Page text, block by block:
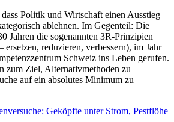
Politik und Wirtschaft einen Ausstieg
ablehnen. Im Gegenteil: Die
Jahren die sogenannten 3R-Prinzipien
ersetzen, reduzieren, verbessern), im Jahr
Schweiz ins Leben gerufen.
zum Ziel, Alternativmethoden zu
auf ein absolutes Minimum zu
Geköpfte unter Strom, Pestflöhe